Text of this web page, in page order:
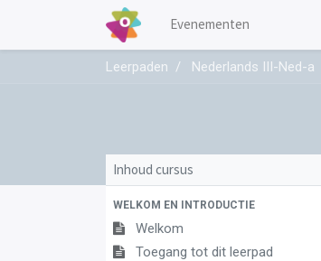
Evenementen
Leerpaden Nederlands III-Ned-a
Inhoud cursus
WELKOM EN INTRODUCTIE
Welkom
Toegang tot dit leerpad